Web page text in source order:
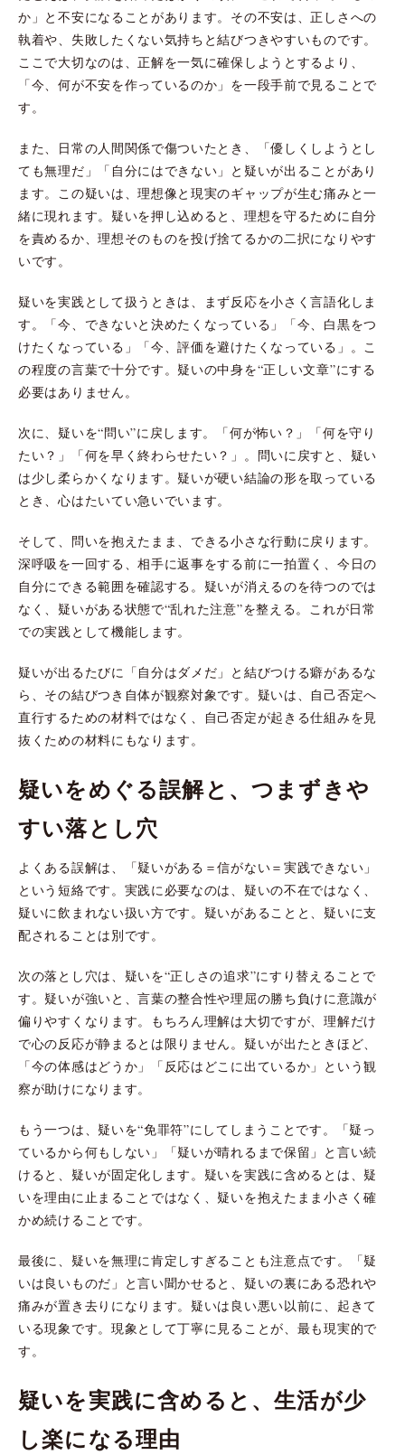
か」と不安になることがあります。その不安は、正しさへの
執着や、失敗したくない気持ちと結びつきやすいものです。
ここで大切なのは、正解を一気に確保しようとするより、
「今、何が不安を作っているのか」を一段手前で見ることで
す。
また、日常の人間関係で傷ついたとき、「優しくしようとし
ても無理だ」「自分にはできない」と疑いが出ることがあり
ます。この疑いは、理想像と現実のギャップが生む痛みと一
緒に現れます。疑いを押し込めると、理想を守るために自分
を責めるか、理想そのものを投げ捨てるかの二択になりやす
いです。
疑いを実践として扱うときは、まず反応を小さく言語化しま
す。「今、できないと決めたくなっている」「今、白黒をつ
けたくなっている」「今、評価を避けたくなっている」。こ
の程度の言葉で十分です。疑いの中身を“正しい文章”にする
必要はありません。
次に、疑いを“問い”に戻します。「何が怖い？」「何を守り
たい？」「何を早く終わらせたい？」。問いに戻すと、疑い
は少し柔らかくなります。疑いが硬い結論の形を取っている
とき、心はたいてい急いでいます。
そして、問いを抱えたまま、できる小さな行動に戻ります。
深呼吸を一回する、相手に返事をする前に一拍置く、今日の
自分にできる範囲を確認する。疑いが消えるのを待つのでは
なく、疑いがある状態で“乱れた注意”を整える。これが日常
での実践として機能します。
疑いが出るたびに「自分はダメだ」と結びつける癖があるな
ら、その結びつき自体が観察対象です。疑いは、自己否定へ
直行するための材料ではなく、自己否定が起きる仕組みを見
抜くための材料にもなります。
疑いをめぐる誤解と、つまずきや
すい落とし穴
よくある誤解は、「疑いがある＝信がない＝実践できない」
という短絡です。実践に必要なのは、疑いの不在ではなく、
疑いに飲まれない扱い方です。疑いがあることと、疑いに支
配されることは別です。
次の落とし穴は、疑いを“正しさの追求”にすり替えることで
す。疑いが強いと、言葉の整合性や理屈の勝ち負けに意識が
偏りやすくなります。もちろん理解は大切ですが、理解だけ
で心の反応が静まるとは限りません。疑いが出たときほど、
「今の体感はどうか」「反応はどこに出ているか」という観
察が助けになります。
もう一つは、疑いを“免罪符”にしてしまうことです。「疑っ
ているから何もしない」「疑いが晴れるまで保留」と言い続
けると、疑いが固定化します。疑いを実践に含めるとは、疑
いを理由に止まることではなく、疑いを抱えたまま小さく確
かめ続けることです。
最後に、疑いを無理に肯定しすぎることも注意点です。「疑
いは良いものだ」と言い聞かせると、疑いの裏にある恐れや
痛みが置き去りになります。疑いは良い悪い以前に、起きて
いる現象です。現象として丁寧に見ることが、最も現実的で
す。
疑いを実践に含めると、生活が少
し楽になる理由